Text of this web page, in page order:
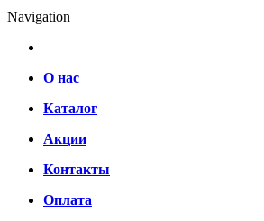
Navigation
О нас
Каталог
Акции
Контакты
Оплата